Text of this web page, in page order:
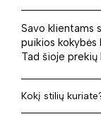
Savo klientams
puikios kokybės
Tad šioje
Kokį stilių